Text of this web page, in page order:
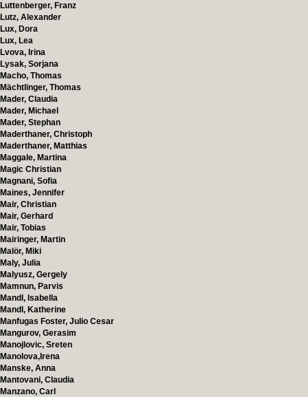
Luttenberger, Franz
Lutz, Alexander
Lux, Dora
Lux, Lea
Lvova, Irina
Lysak, Sorjana
Macho, Thomas
Mächtlinger, Thomas
Mader, Claudia
Mader, Michael
Mader, Stephan
Maderthaner, Christoph
Maderthaner, Matthias
Maggale, Martina
Magic Christian
Magnani, Sofia
Maines, Jennifer
Mair, Christian
Mair, Gerhard
Mair, Tobias
Mairinger, Martin
Malör, Miki
Maly, Julia
Malyusz, Gergely
Mamnun, Parvis
Mandl, Isabella
Mandl, Katherine
Manfugas Foster, Julio Cesar
Mangurov, Gerasim
Manojlovic, Sreten
Manolova,Irena
Manske, Anna
Mantovani, Claudia
Manzano, Carl